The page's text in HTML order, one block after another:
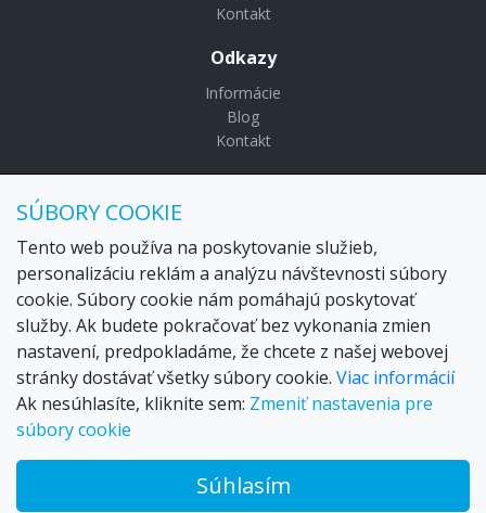
Kontakt
Odkazy
Informácie
Blog
Kontakt
Maldivy.sk je značkou
Sídlo:Lazaretská 29, Bratislava 81109
Email:settour@settour.sk
Telefón: 02 529 279 17, 529 328 68-9
IČO: 36179825
IČ-DPH:SK2020057314
OR SRBratislava I. odd.: Sro, vložka: 29873/V
SÚBORY COOKIE
Tento web používa na poskytovanie služieb,
personalizáciu reklám a analýzu návštevnosti súbory
cookie. Súbory cookie nám pomáhajú poskytovať
služby. Ak budete pokračovať bez vykonania zmien
nastavení, predpokladáme, že chcete z našej webovej
stránky dostávať všetky súbory cookie. Viac informácií
Ak nesúhlasíte, kliknite sem: Zmeniť nastavenia pre
súbory cookie
Súhlasím